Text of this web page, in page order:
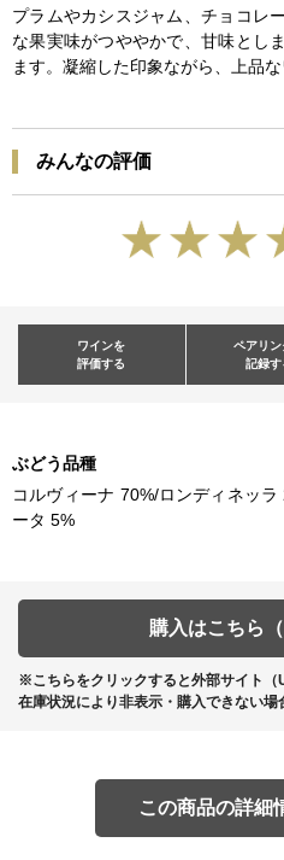
プラムやカシスジャム、チョコレ
な果実味がつややかで、甘味とし
ます。凝縮した印象ながら、上品な
みんなの評価
ワインを
評価する
ペアリン
記録す
ぶどう品種
コルヴィーナ 70%/ロンディネッ
ータ 5%
購入はこちら
※こちらをクリックすると外部サイト（
在庫状況により非表示・購入できない場
この商品の詳細